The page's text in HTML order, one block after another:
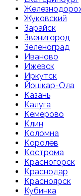
Жуковский
Зарайск
Звенигород
Зеленоград
Иваново
Ижевск
Иркутск
Йошкар-Ола
Казань
Калуга
Кемерово
Клин
Коломна
Королёв
Кострома
Красногорск
Краснодар
Красноярск
Кубинка